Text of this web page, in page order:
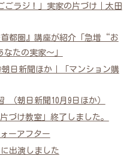
ごラジ！」実家の片づけ｜太田
首都圏』講座が紹介「急増“お
たの実家～」
朝日新聞ほか｜「マンション購
（朝日新聞10月9日ほか）
づけ教室」終了しました。
ーアフター
出演しました